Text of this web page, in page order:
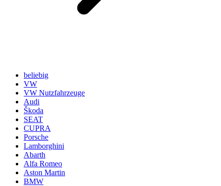
beliebig
VW
VW Nutzfahrzeuge
Audi
Škoda
SEAT
CUPRA
Porsche
Lamborghini
Abarth
Alfa Romeo
Aston Martin
BMW